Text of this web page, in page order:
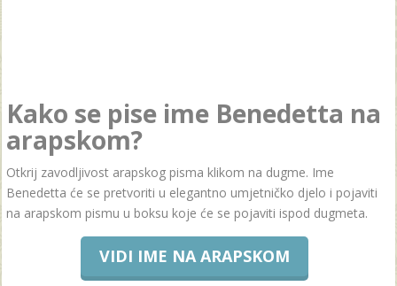
Kako se pise ime Benedetta na
arapskom?
Otkrij zavodljivost arapskog pisma klikom na dugme. Ime
Benedetta će se pretvoriti u elegantno umjetničko djelo i pojaviti
na arapskom pismu u boksu koje će se pojaviti ispod dugmeta.
VIDI IME NA ARAPSKOM